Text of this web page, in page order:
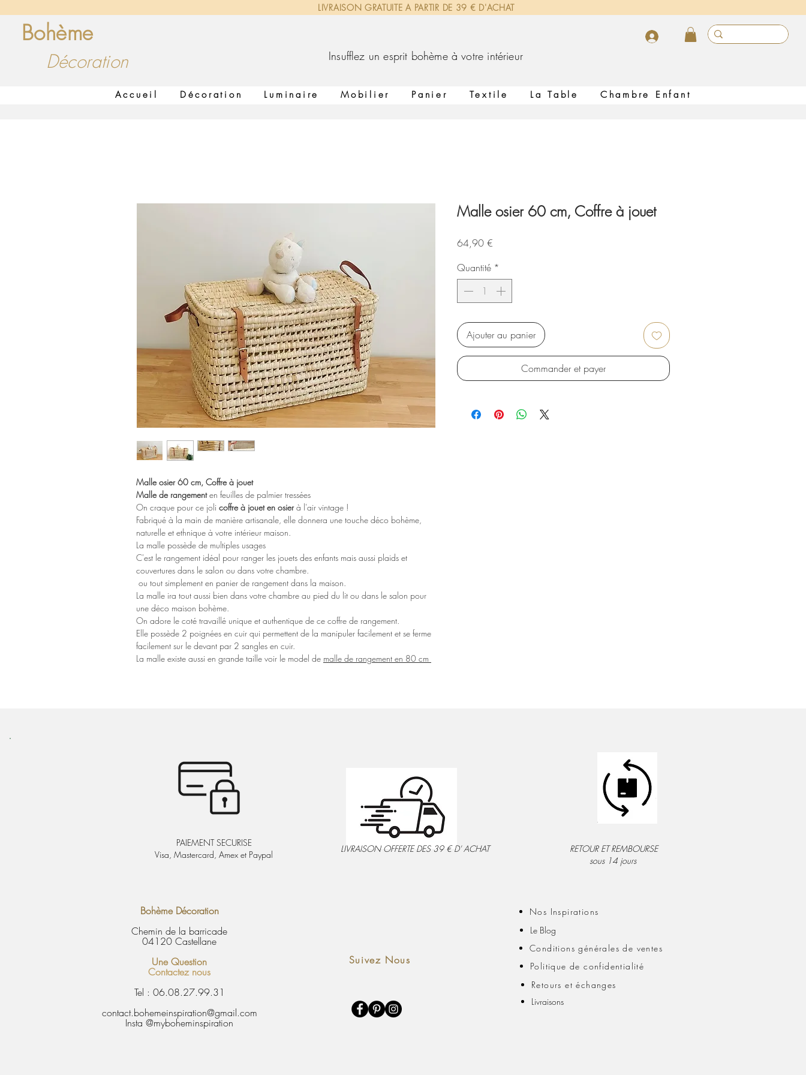
LIVRAISON GRATUITE A PARTIR DE 39 € D'ACHAT
Bohème
Décoration
Inscrivez vous
Insufflez un esprit bohème à votre intérieur
Accueil Décoration Luminaire Mobilier Panier Textile La Table Chambre Enfant
Malle osier 60 cm, Coffre à jouet
Malle de rangementen feuilles de palmier tressées
On craque pour ce joli coffre à jouet en osierà l'air vintage !
Fabriqué à la main de manière artisanale, elle donnera une touche déco bohème,
naturelle et ethnique à votre intérieur maison.
La malle possède de multiples usages
C'est le rangement idéal pour ranger les jouets des enfants mais aussi plaids et
couvertures dans le salon ou dans votre chambre.
ou tout simplement en panier de rangement dans la maison.
La malle ira tout aussi bien dans votre chambre au pied du lit ou dans le salon pour
une déco maison bohème.
On adore le coté travaillé unique et authentique de ce coffre de rangement.
Elle possède 2 poignées en cuir qui permettent de la manipuler facilement et se ferme
facilement sur le devant par 2 sangles en cuir.
La malle existe aussi en grande taille voir le model de malle de rangement en 80 cm
Malle osier 60 cm, Coffre à jouet
64,90 €
Quantité *
Ajouter au panier
Commander et payer
PAIEMENT SECURISE
Visa, Mastercard, Amex et Paypal
LIVRAISON OFFERTE DES 39 € D' ACHAT
RETOUR ET REMBOURSE
sous 14 jours
Bohème Décoration
Chemin de la barricade
04120 Castellane
Une Question
Contactez nous
Tel : 06.08.27.99.31
contact.bohemeinspiration@gmail.com
Insta @myboheminspiration
Suivez Nous
Nos Inspirations
Le Blog
Conditions générales de ventes
Politique de confidentialité
Retours et échanges
Livraisons